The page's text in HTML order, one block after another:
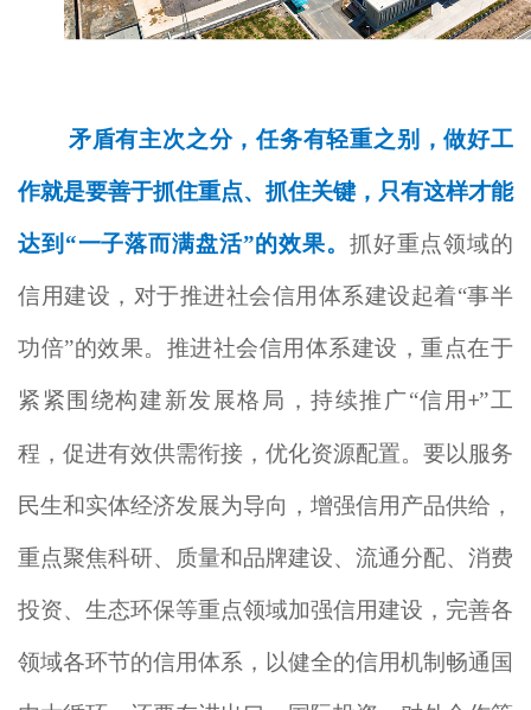
矛盾有主次之分，任务有轻重之别，做好工
作就是要善于抓住重点、抓住关键，只有这样才能
达到“一子落而满盘活”的效果。 抓好重点领域的
信用建设，对于推进社会信用体系建设起着“事半
功倍”的效果。推进社会信用体系建设，重点在于
紧紧围绕构建新发展格局，持续推广“信用+”工
程，促进有效供需衔接，优化资源配置。要以服务
民生和实体经济发展为导向，增强信用产品供给，
重点聚焦科研、质量和品牌建设、流通分配、消费
投资、生态环保等重点领域加强信用建设，完善各
领域各环节的信用体系，以健全的信用机制畅通国